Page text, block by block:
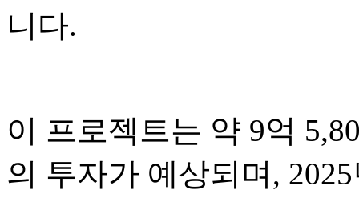
니다.
이 프로젝트는 약 9억
의 투자가 예상되며,